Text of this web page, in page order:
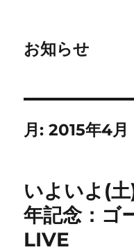
お知らせ
月:2015年4月
いよいよ(
年記念：ゴ
LIVE